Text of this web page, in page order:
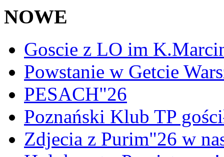
NOWE
Goscie z LO im
Powstanie w Getcie
PESACH"26
Poznański Klub TP
Zdjecia z Purim"26 w